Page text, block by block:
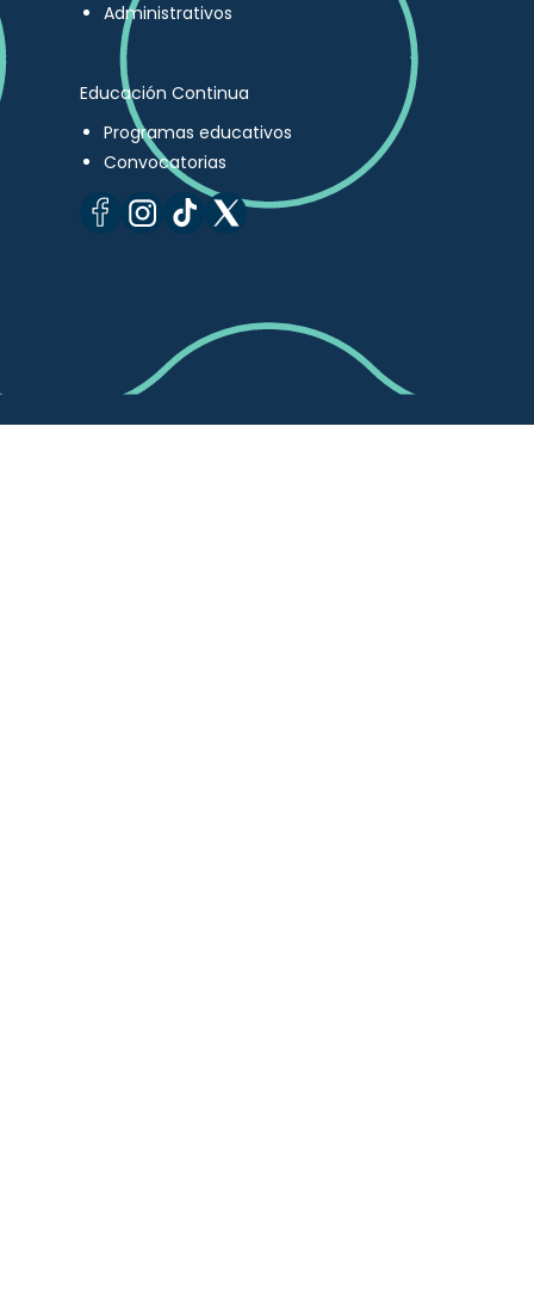
Administrativos
Educación Continua
Programas educativos
Convocatorias